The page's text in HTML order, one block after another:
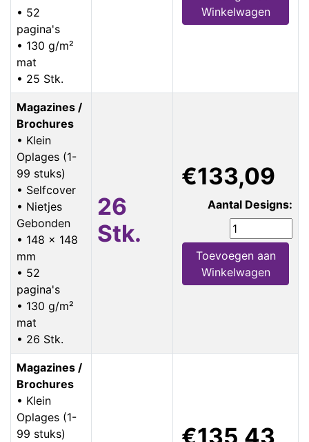
• 52
pagina's
• 130 g/m²
mat
• 25 Stk.
Winkelwagen
Magazines /
Brochures
• Klein
Oplages (1-
99 stuks)
• Selfcover
• Nietjes
Gebonden
• 148 x 148
mm
• 52
pagina's
• 130 g/m²
mat
• 26 Stk.
26
Stk.
€133,09
Aantal Designs:
Toevoegen aan
Winkelwagen
Magazines /
Brochures
• Klein
Oplages (1-
99 stuks)
€135,43